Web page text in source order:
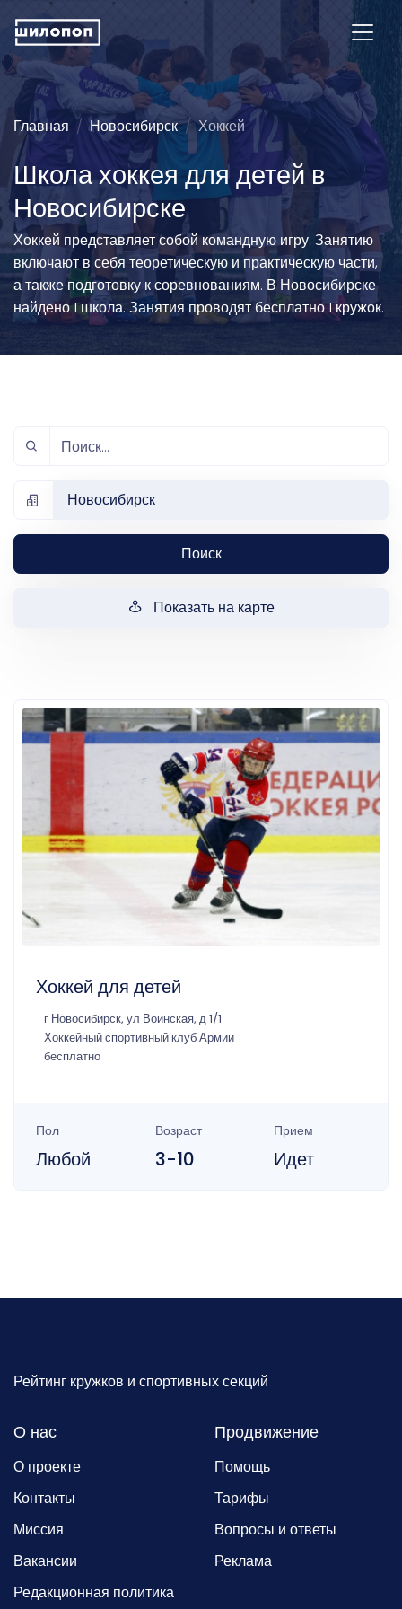
Главная Новосибирск Хоккей
Школа хоккея для детей в
Новосибирске
Хоккей представляет собой командную игру. Занятию
включают в себя теоретическую и практическую части,
а также подготовку к соревнованиям. В Новосибирске
найдено 1 школа. Занятия проводят бесплатно 1 кружок.
Новосибирск
Поиск
Показать на карте
Хоккей для детей
г Новосибирск, ул Воинская, д 1/1
Хоккейный спортивный клуб Армии
бесплатно
Пол
Любой
Возраст
3-10
Прием
Идет
Рейтинг кружков и спортивных секций
О нас
О проекте
Контакты
Миссия
Вакансии
Редакционная политика
Продвижение
Помощь
Тарифы
Вопросы и ответы
Реклама